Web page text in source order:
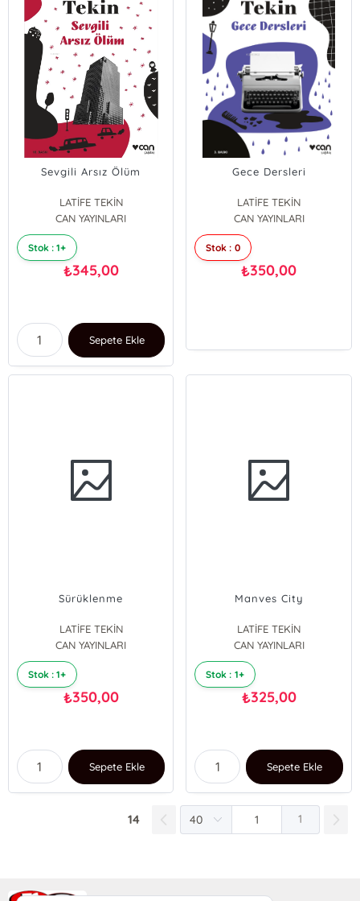
Sevgili Arsız Ölüm
LATİFE TEKİN
CAN YAYINLARI
Stok : 1+
₺345,00
Sepete Ekle
Gece Dersleri
LATİFE TEKİN
CAN YAYINLARI
Stok : 0
₺350,00
Sürüklenme
LATİFE TEKİN
CAN YAYINLARI
Stok : 1+
₺350,00
Sepete Ekle
Manves City
LATİFE TEKİN
CAN YAYINLARI
Stok : 1+
₺325,00
Sepete Ekle
14 1